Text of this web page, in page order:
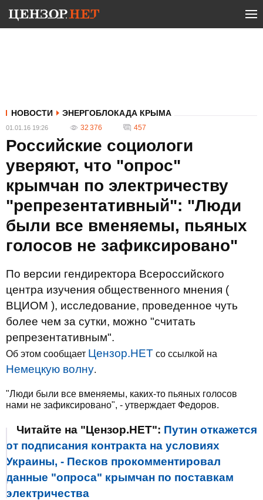
НОВОСТИ ЭНЕРГОБЛОКАДА КРЫМА
01.01.16 19:26 32 376 457
Российские социологи
уверяют, что "опрос"
крымчан по электричеству
"репрезентативный": "Люди
были все вменяемы, пьяных
голосов не зафиксировано"
По версии гендиректора Всероссийского
центра изучения общественного мнения (
ВЦИОМ ), исследование, проведенное чуть
более чем за сутки, можно "считать
репрезентативным".
Об этом сообщает Цензор.НЕТ со ссылкой на
Немецкую волну.
"Люди были все вменяемы, каких-то пьяных голосов
нами не зафиксировано", - утверждает Федоров.
Читайте на "Цензор.НЕТ": Путин откажется
от подписания контракта на условиях
Украины, - Песков прокомментировал
данные "опроса" крымчан по поставкам
электричества